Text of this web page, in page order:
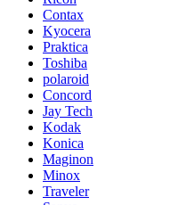
Contax
Kyocera
Praktica
Toshiba
polaroid
Concord
Jay Tech
Kodak
Konica
Maginon
Minox
Traveler